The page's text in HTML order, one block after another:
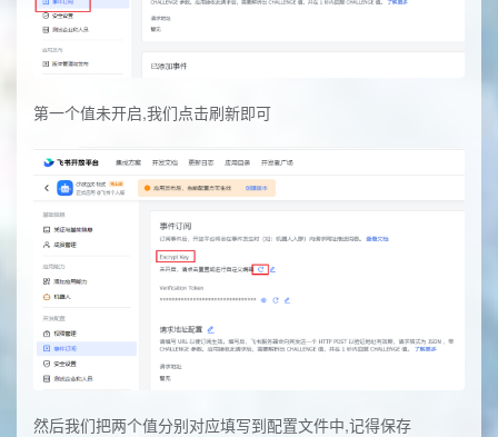
第一个值未开启,我们点击刷新即可
然后我们把两个值分别对应填写到配置文件中,记得保存